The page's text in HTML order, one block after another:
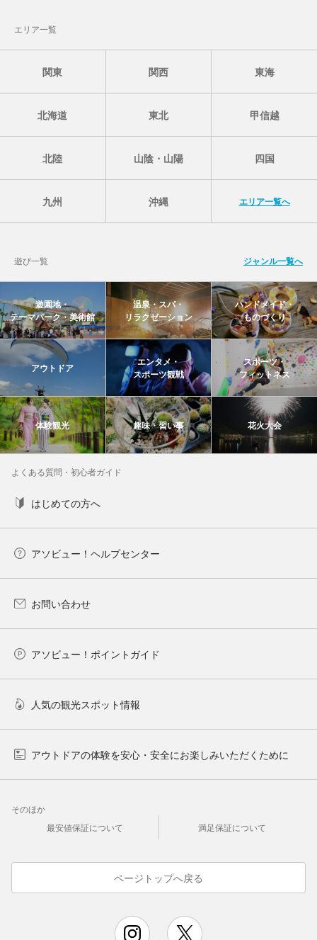
エリア一覧
関東 関西 東海
北海道 東北 甲信越
北陸 山陰・山陽 四国
九州 沖縄 エリア一覧へ
遊び一覧 ジャンル一覧へ
遊園地・
テーマパーク・美術館
温泉・スパ・
リラクゼーション
ハンドメイド・
ものづくり
アウトドア
エンタメ・
スポーツ観戦
スポーツ・
フィットネス
体験観光 趣味・習い事 花火大会
よくある質問・初心者ガイド
はじめての方へ
アソビュー！ヘルプセンター
お問い合わせ
アソビュー！ポイントガイド
人気の観光スポット情報
アウトドアの体験を安心・安全にお楽しみいただくために
そのほか
最安値保証について
満足保証について
ページトップへ戻る